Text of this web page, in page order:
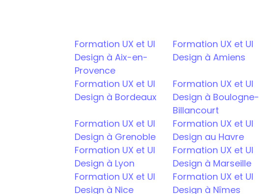
Formation UX et UI
Design à Aix-en-
Provence
Formation UX et UI
Design à Amiens
Formation UX et UI
Design à Bordeaux
Formation UX et UI
Design à Boulogne-
Billancourt
Formation UX et UI
Design à Grenoble
Formation UX et UI
Design au Havre
Formation UX et UI
Design à Lyon
Formation UX et UI
Design à Marseille
Formation UX et UI
Design à Nice
Formation UX et UI
Design à Nîmes